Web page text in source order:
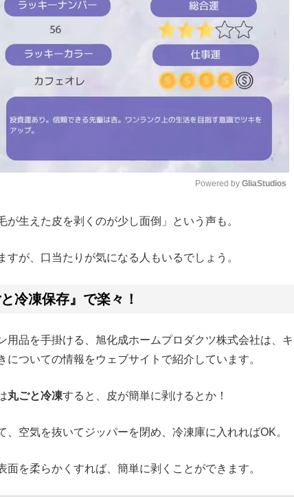
Mute
Powered by GliaStudios
生えた皮を剥くのが少し面倒」という声も。
が、口当たりが気になる人もいるでしょう。
冷凍保存』で楽々！
用品を手掛ける、旭化成ホームプロダクツ株式会社は、キ
についての情報をウェブサイトで紹介しています。
丸ごと冷凍すると、皮が簡単に剥けるとか！
、空気を抜いてジッパーを閉め、冷凍庫に入れればOK。
面を柔らかくすれば、簡単に剥くことができます。